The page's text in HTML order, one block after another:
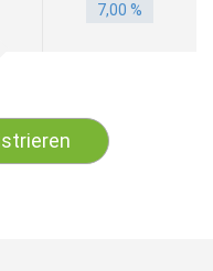
7,00 %